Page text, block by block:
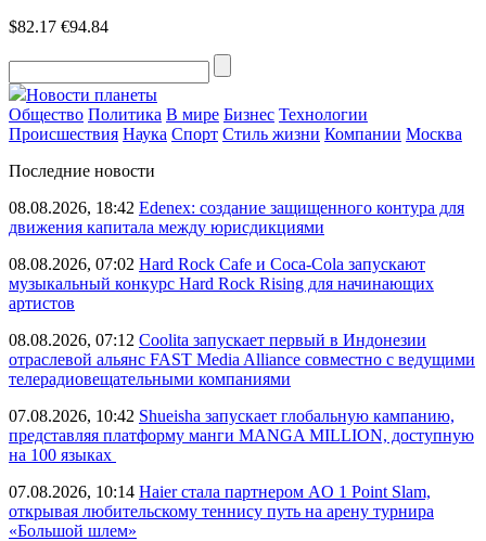
$82.17 €94.84
Новости планеты
Общество Политика В мире Бизнес Технологии
Происшествия Наука Спорт Стиль жизни Компании Москва
Последние новости
08.08.2026, 18:42 Edenex: создание защищенного контура для
движения капитала между юрисдикциями
08.08.2026, 07:02 Hard Rock Cafe и Coca-Cola запускают
музыкальный конкурс Hard Rock Rising для начинающих
артистов
08.08.2026, 07:12 Coolita запускает первый в Индонезии
отраслевой альянс FAST Media Alliance совместно с ведущими
телерадиовещательными компаниями
07.08.2026, 10:42 Shueisha запускает глобальную кампанию,
представляя платформу манги MANGA MILLION, доступную
на 100 языках
07.08.2026, 10:14 Haier стала партнером AO 1 Point Slam,
открывая любительскому теннису путь на арену турнира
«Большой шлем»